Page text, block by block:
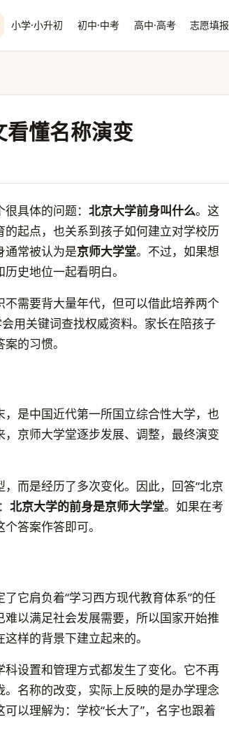
小学·小升初 初中·中考 高中·高考 志愿填报
懂名称演变
具体的问题： 北京大学前身叫什么。这
起点，也关系到孩子如何建立对学校历
通常被认为是京师大学堂。不过，如果想
史地位一起看明白。
需要背大量年代，但可以借此培养两个
用关键词查找权威资料。家长在陪孩子
的习惯。
，是中国近代第一所国立综合性大学，也
京师大学堂逐步发展、调整，最终演变
而是经历了多次变化。因此，回答“北京
北京大学的前身是京师大学堂。如果在考
答案作答即可。
它肩负着“学习西方现代教育体系”的任
以满足社会发展需要，所以国家开始推
样的背景下建立起来的。
设置和管理方式都发生了变化。它不再
名称的改变，实际上反映的是办学理念
以理解为：学校“长大了”，名字也跟着